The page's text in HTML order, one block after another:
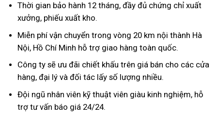
Thời gian bảo hành 12 tháng, đầy đủ chứng chỉ xuất
xưởng, phiếu xuất kho.
Miễn phí vận chuyển trong vòng 20 km nội thành Hà
Nội, Hồ Chí Minh hỗ trợ giao hàng toàn quốc.
Công ty sẽ ưu đãi chiết khấu trên giá bán cho các cửa
hàng, đại lý và đối tác lấy số lượng nhiều.
Đội ngũ nhân viên kỹ thuật viên giàu kinh nghiệm, hỗ
trợ tư vấn báo giá 24/24.